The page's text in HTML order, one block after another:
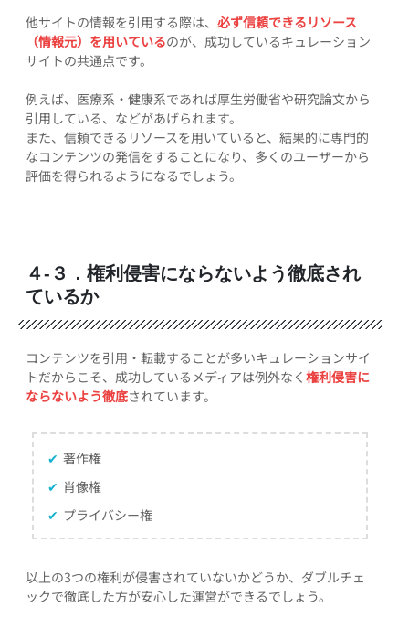
他サイトの情報を引用する際は、 必ず信頼できるリソース
（情報元）を用いているのが、成功しているキュレーション
サイトの共通点です。
例えば、医療系・健康系であれば厚生労働省や研究論文から
引用している、などがあげられます。
また、信頼できるリソースを用いていると、結果的に専門的
なコンテンツの発信をすることになり、多くのユーザーから
評価を得られるようになるでしょう。
４-３．権利侵害にならないよう徹底され
ているか
コンテンツを引用・転載することが多いキュレーションサイ
トだからこそ、成功しているメディアは例外なく権利侵害に
ならないよう徹底されています。
✔ 著作権
✔ 肖像権
✔ プライバシー権
以上の3つの権利が侵害されていないかどうか、ダブルチェ
ックで徹底した方が安心した運営ができるでしょう。